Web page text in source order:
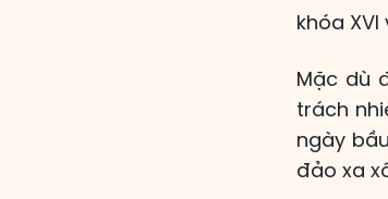
khóa
Mặc dù
trách
ngày
đảo xa